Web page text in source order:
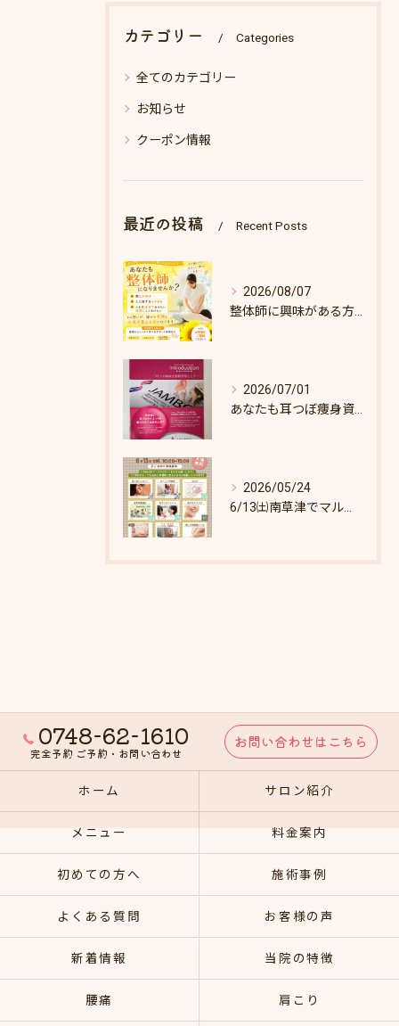
カテゴリー Categories
全てのカテゴリー
お知らせ
クーポン情報
最近の投稿 Recent Posts
2026/08/07
2026/07/01
2026/05/24
0748-62-1610
完全予約 ご予約・お問い合わせ
お問い合わせはこちら
ホーム サロン紹介
メニュー 料金案内
初めての方へ 施術事例
よくある質問 お客様の声
新着情報 当院の特徴
腰痛 肩こり